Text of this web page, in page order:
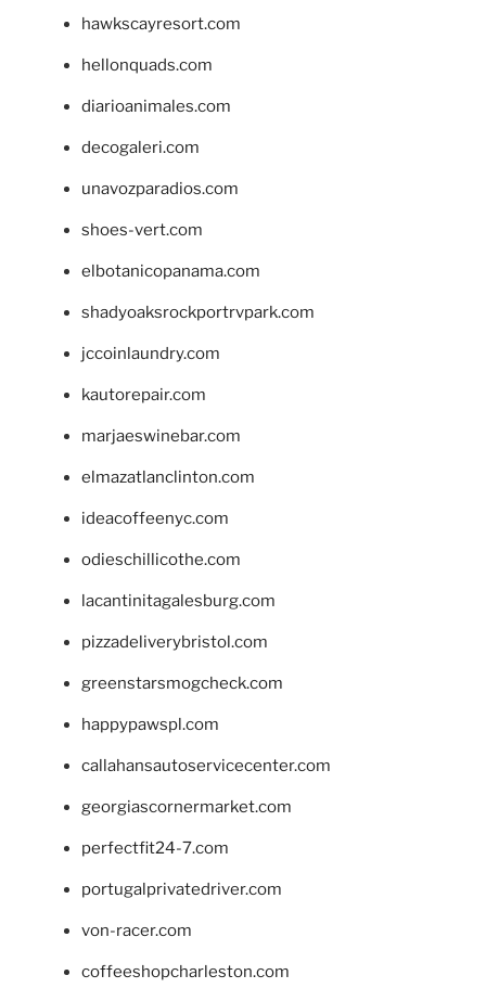
hawkscayresort.com
hellonquads.com
diarioanimales.com
decogaleri.com
unavozparadios.com
shoes-vert.com
elbotanicopanama.com
shadyoaksrockportrvpark.com
jccoinlaundry.com
kautorepair.com
marjaeswinebar.com
elmazatlanclinton.com
ideacoffeenyc.com
odieschillicothe.com
lacantinitagalesburg.com
pizzadeliverybristol.com
greenstarsmogcheck.com
happypawspl.com
callahansautoservicecenter.com
georgiascornermarket.com
perfectfit24-7.com
portugalprivatedriver.com
von-racer.com
coffeeshopcharleston.com